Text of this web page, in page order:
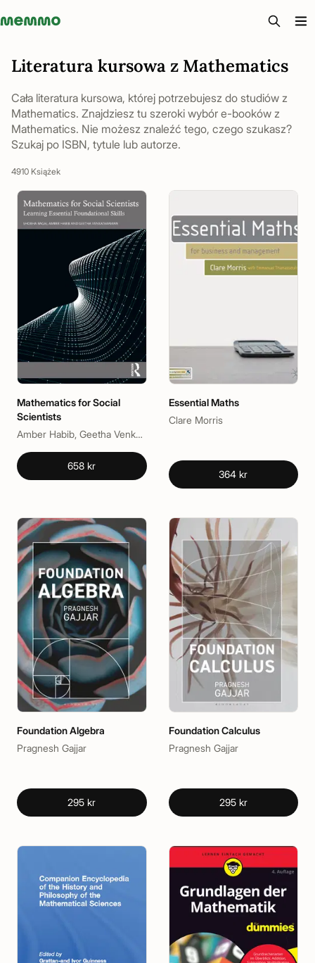
Memmo - AI-verktyg och digital kurslitteratur
Literatura kursowa z Mathematics
Cała literatura kursowa, której potrzebujesz do studiów z
Mathematics. Znajdziesz tu szeroki wybór e-booków z
Mathematics. Nie możesz znaleźć tego, czego szukasz?
Szukaj po ISBN, tytule lub autorze.
4910 Książek
Mathematics for Social
Scientists
Amber Habib, Geetha Venkataraman, Shobha Bagai
658 kr
Essential Maths
Clare Morris
364 kr
Foundation Algebra
Pragnesh Gajjar
295 kr
Foundation Calculus
Pragnesh Gajjar
295 kr